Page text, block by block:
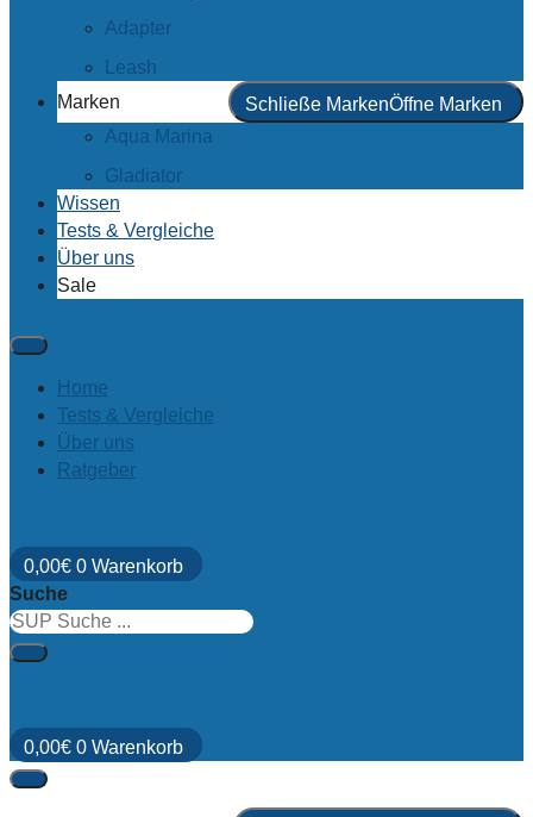
Adapter
Leash
Marken
Schließe MarkenÖffne Marken
Aqua Marina
Gladiator
Wissen
Tests & Vergleiche
Über uns
Sale
Home
Tests & Vergleiche
Über uns
Ratgeber
0,00€ 0 Warenkorb
Suche
0,00€ 0 Warenkorb